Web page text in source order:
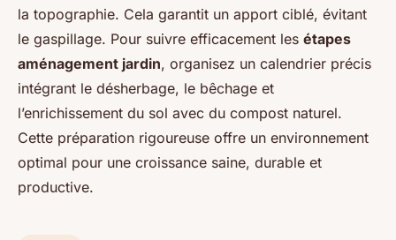
la topographie. Cela garantit un apport ciblé, évitant
le gaspillage. Pour suivre efficacement les étapes
aménagement jardin, organisez un calendrier précis
intégrant le désherbage, le bêchage et
l’enrichissement du sol avec du compost naturel.
Cette préparation rigoureuse offre un environnement
optimal pour une croissance saine, durable et
productive.